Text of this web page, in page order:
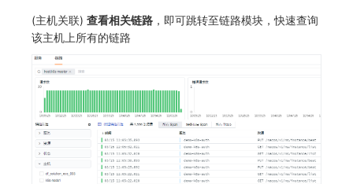
(主机关联) 查看相关链路 ，即可跳转至链路模块，快速查询
该主机上所有的链路